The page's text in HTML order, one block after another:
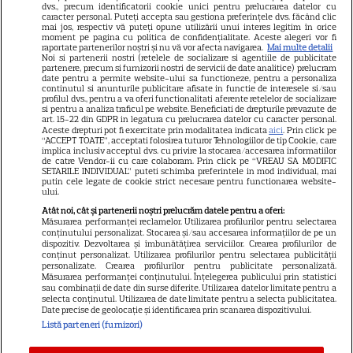
GSP
Știri mondene
Avantaje
Elle
Unica
Retete practice
URMĂREȘTE-NE PE
Copyright2026Ringier Romania – Toate Drepturile rezervate
dvs., precum identificatorii cookie unici pentru prelucrarea datelor cu
caracter personal. Puteți accepta sau gestiona preferințele dvs. făcând clic
mai jos, respectiv vă puteți opune utilizării unui interes legitim în orice
moment pe pagina cu politica de confidențialitate. Aceste alegeri vor fi
raportate partenerilor noștri și nu vă vor afecta navigarea. Mai multe detalii
Noi si partenerii nostri (retelele de socializare si agentiile de publicitate
partenere, precum si furnizorii nostri de servicii de date analitice) prelucram
date pentru a permite website-ului sa functioneze, pentru a personaliza
continutul si anunturile publicitare afisate in functie de interesele si/sau
profilul dvs., pentru a va oferi functionalitati aferente retelelor de socializare
si pentru a analiza traficul pe website. Beneficiati de drepturile prevazute de
art. 15-22 din GDPR in legatura cu prelucrarea datelor cu caracter personal.
Aceste drepturi pot fi exercitate prin modalitatea indicataaici. Prin click pe
“ACCEPT TOATE”, acceptati folosirea tuturor Tehnologiilor de tip Cookie, care
implica inclusiv acceptul dvs. cu privire la stocarea/accesarea informatiilor
de catre Vendor-ii cu care colaboram. Prin click pe “VREAU SA MODIFIC
SETARILE INDIVIDUAL” puteti schimba preferintele in mod individual, mai
putin cele legate de cookie strict necesare pentru functionarea website-
ului.
Atât noi, cât și partenerii noștri prelucrăm datele pentru a oferi:
Măsurarea performanței reclamelor. Utilizarea profilurilor pentru selectarea
conținutului personalizat. Stocarea și/sau accesarea informațiilor de pe un
dispozitiv. Dezvoltarea și îmbunătățirea serviciilor. Crearea profilurilor de
conținut personalizat. Utilizarea profilurilor pentru selectarea publicității
personalizate. Crearea profilurilor pentru publicitate personalizată.
Măsurarea performanței conținutului. Înțelegerea publicului prin statistici
sau combinații de date din surse diferite. Utilizarea datelor limitate pentru a
selecta conținutul. Utilizarea de date limitate pentru a selecta publicitatea.
Date precise de geolocație și identificarea prin scanarea dispozitivului.
Listă parteneri (furnizori)